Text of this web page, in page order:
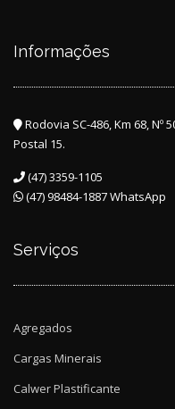
Informações
Rodovia SC-486, Km 68, Nº
Postal 15.
(47) 3359-1105
(47) 98484-1887 WhatsApp
Serviços
Agregados
Cargas Minerais
Calwer Plastificante